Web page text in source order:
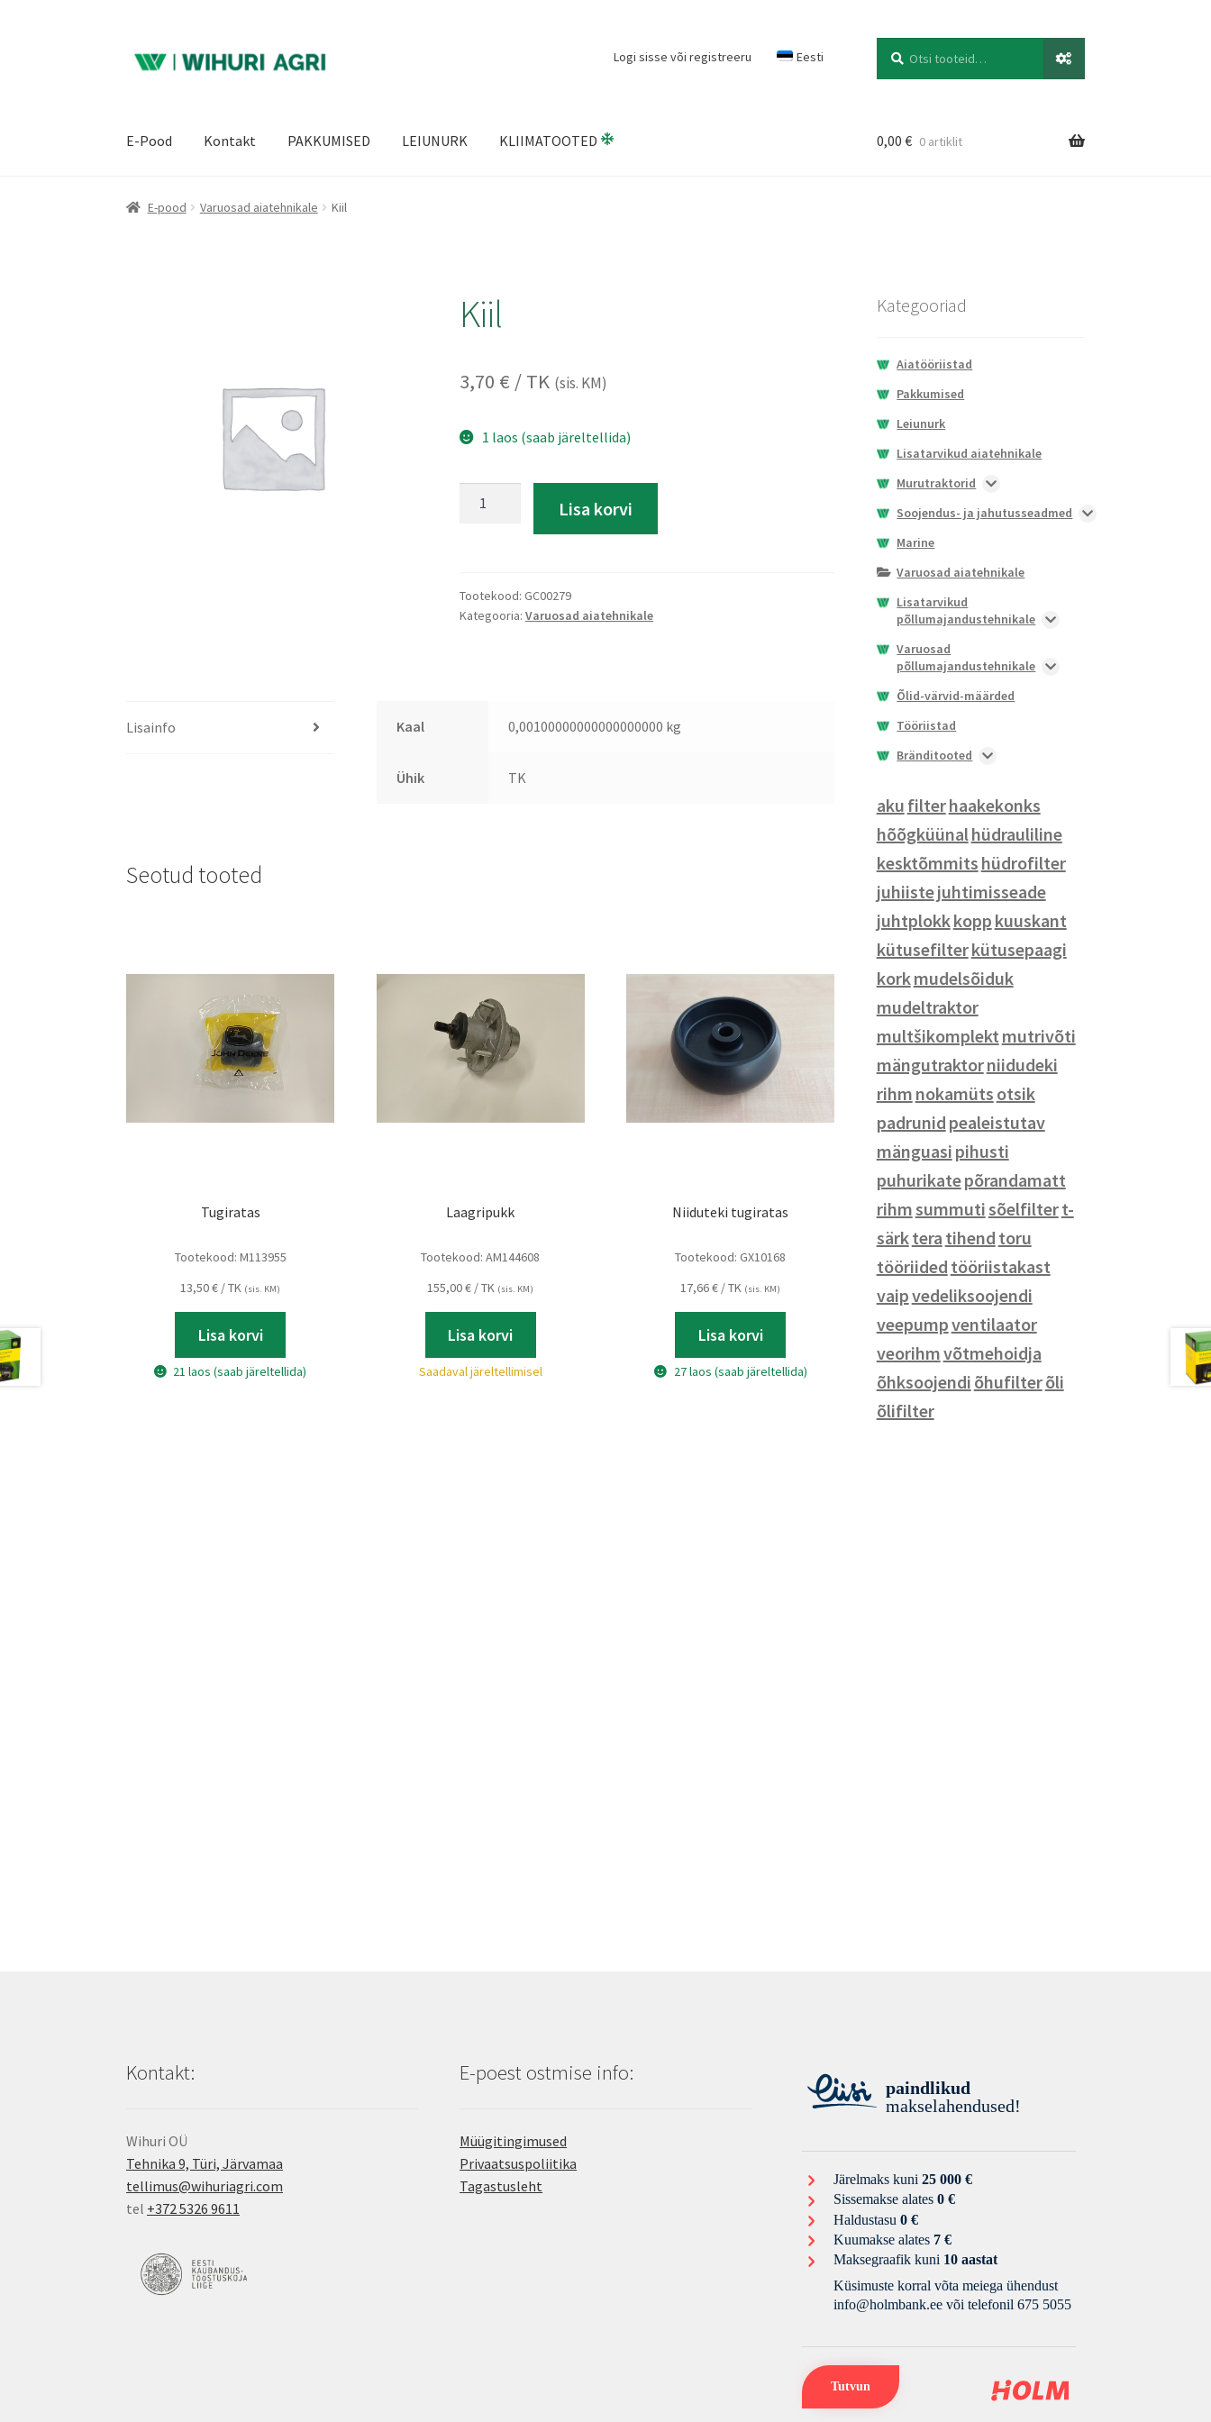
navigeerimisele
sisu
Logi sisse või registreeru Eesti
E-Pood Kontakt PAKKUMISED LEIUNURK KLIIMATOOTED 0,00 € 0 artiklit
E-pood Varuosad aiatehnikale Kiil
Kiil
3,70 € / TK (sis. KM)
1 laos (saab järeltellida)
Lisa korvi
e
Tootekood:GC00279
Kategooria:Varuosad aiatehnikale
Lisainfo Kaal 0,00100000000000000000 kg
Ühik TK
Seotud tooted
Tugiratas
Tootekood: M113955
13,50€ / TK (sis. KM)
Lisa korvi
21 laos (saab järeltellida)
Laagripukk
Tootekood:AM144608
155,00€ / TK (sis. KM)
Lisa korvi
Saadaval järeltellimisel
Niiduteki tugiratas
Tootekood:GX10168
17,66€ / TK (sis. KM)
Lisa korvi
27 laos (saab järeltellida)
Kategooriad
Aiatööriistad
Pakkumised
Leiunurk
Lisatarvikud aiatehnikale
Murutraktorid
murutraktorid
X100 seeria
X300 seeria
Soojendus- ja jahutusseadmed
jahutitele
Jahutid
jahutitele
Marine
Varuosad aiatehnikale
Lisatarvikud
põllumajandustehnikale
Haakeseadmete
Põrandamatid
Varuosad
põllumajandustehnikale
Filtrid
Õlid-värvid-määrded
Tööriistad
Bränditooted
Märgid
Prillid
Tööriided
Meeste riided
Naiste riided
Laste riided
Mütsid
Pealeistutavad mänguasjad
Mänguasjad
Mudelsõidukid
Pusled ja lauamängud
Kotid
Autole ja jalgrattale
Kontoritarbed
Noad
Seinakellad ja termomeetrid
Tassid
Vihmavarjud
Võtmehoidjad
aku filterhaakekonks
hõõgküünalhüdrauliline
kesktõmmits hüdrofilter
juhiistejuhtimisseade
juhtplokkkopp kuuskant
kütusefilterkütusepaagi
korkmudelsõiduk
mudeltraktor
multšikomplekt mutrivõti
mängutraktorniidudeki
rihm nokamüts otsik
padrunid pealeistutav
mänguasi pihusti
puhurikatepõrandamatt
rihmsummutisõelfiltert-
särktera tihend toru
tööriided tööriistakast
vaipvedeliksoojendi
veepumpventilaator
veorihmvõtmehoidja
õhksoojendi õhufilterõli
õlifilter
Kontakt:
Wihuri OÜ
Tehnika 9, Türi, Järvamaa
tellimus@wihuriagri.com
tel +372 5326 9611
E-poest ostmise info:
Müügitingimused
Privaatsuspoliitika
Tagastusleht